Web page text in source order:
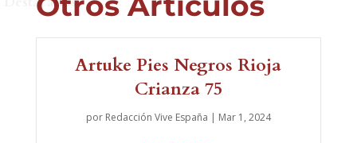
Artuke Pies Negros Rioja
Crianza 75
por Redacción Vive España | Mar 1, 2024